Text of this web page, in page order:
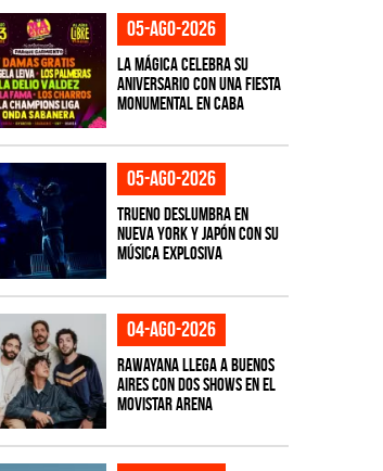
05-ago-2026
La Mágica celebra su
aniversario con una fiesta
monumental en CABA
05-ago-2026
TRUENO deslumbra en
Nueva York y Japón con su
música explosiva
04-ago-2026
Rawayana llega a Buenos
Aires con dos shows en el
Movistar Arena